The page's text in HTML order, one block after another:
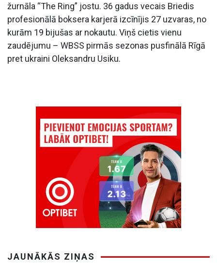
žurnāla “The Ring” jostu. 36 gadus vecais Briedis
profesionālā boksera karjerā izcīnījis 27 uzvaras, no
kurām 19 bijušas ar nokautu. Viņš cietis vienu
zaudējumu – WBSS pirmās sezonas pusfinālā Rīgā
pret ukraini Oleksandru Usiku.
JAUNĀKĀS ZIŅAS